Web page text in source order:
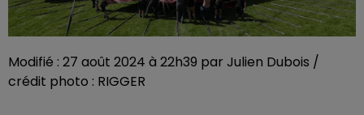
Modifié : 27 août 2024 à 22h39 par Julien Dubois /
crédit photo : RIGGER